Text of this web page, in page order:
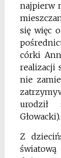
naj­pierw
się więc
córki
realizacji
nie
urodził
Głowacki).
Z